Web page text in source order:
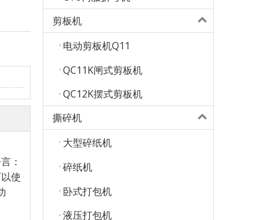
：
使
剪板机
电动剪板机Q11
QC11K闸式剪板机
QC12K摆式剪板机
撕碎机
大型碎纸机
碎纸机
卧式打包机
液压打包机